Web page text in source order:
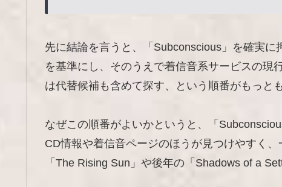
先に結論を言うと、「Subconscious」を確実
を基準にし、そのうえで着信音系サービスの現
は代替候補も含めて探す、という順番がもっと
なぜこの順番がよいかというと、「
CD情報や着信音ページのほうが見つけやすく
「The Rising Sun」や後年の「Shadows of a